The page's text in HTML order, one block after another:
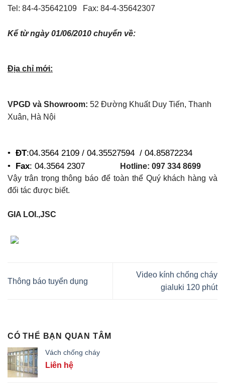
Tel: 84-4-35642109 Fax: 84-4-35642307
Kể từ ngày 01/06/2010 chuyển về:
Địa chỉ mới:
VPGD và Showroom: 52 Đường Khuất Duy Tiến, Thanh
Xuân, Hà Nội
• ĐT:04.3564 2109 / 04.35527594 / 04.85872234
• Fax: 04.3564 2307
Hotline: 097 334 8699
Vậy trân trọng thông báo để toàn thể Quý khách hàng và
đối tác được biết.
GIA LOI.,JSC
Thông báo tuyển dụng
Video kính chống cháy
gialuki 120 phút
CÓ THỂ BẠN QUAN TÂM
Vách chống cháy
Liên hệ